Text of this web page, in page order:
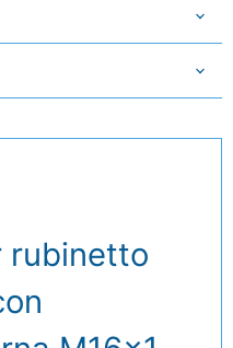
rubinetto